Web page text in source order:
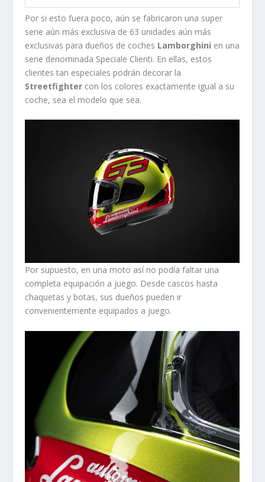
Por si esto fuera poco, aún se fabricaron una super
serie aún más exclusiva de 63 unidades aún más
exclusivas para dueños de coches Lamborghini en una
serie denominada Speciale Clienti. En ellas, estos
clientes tan especiales podrán decorar la
Streetfighter con los colores exactamente igual a su
coche, sea el modelo que sea.
Por supuesto, en una moto así no podía faltar una
completa equipación a juego. Desde cascos hasta
chaquetas y botas, sus dueños pueden ir
convenientemente equipados a juego.